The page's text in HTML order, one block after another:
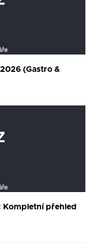
(Gastro &
Kompletní přehled